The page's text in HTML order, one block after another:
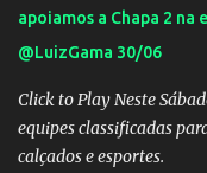
apoiamos a Chapa 2 na
@LuizGama 30/06
Click to Play Neste
equipes classificadas
calçados e esportes.